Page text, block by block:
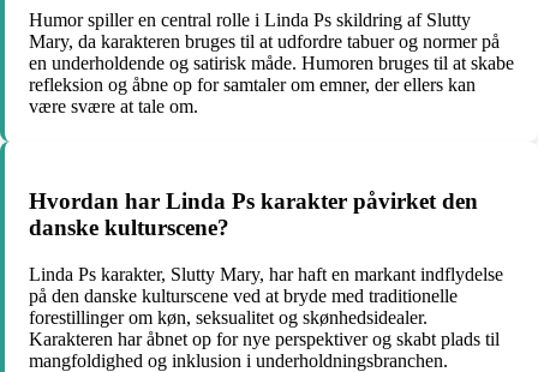
Humor spiller en central rolle i Linda Ps skildring af Slutty
Mary, da karakteren bruges til at udfordre tabuer og normer på
en underholdende og satirisk måde. Humoren bruges til at skabe
refleksion og åbne op for samtaler om emner, der ellers kan
være svære at tale om.
Hvordan har Linda Ps karakter påvirket den
danske kulturscene?
Linda Ps karakter, Slutty Mary, har haft en markant indflydelse
på den danske kulturscene ved at bryde med traditionelle
forestillinger om køn, seksualitet og skønhedsidealer.
Karakteren har åbnet op for nye perspektiver og skabt plads til
mangfoldighed og inklusion i underholdningsbranchen.